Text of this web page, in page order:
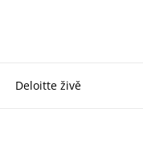
Deloitte živě